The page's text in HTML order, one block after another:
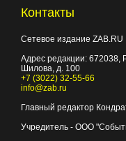
Контакты
Сетевое издание ZAB.RU
Адрес редакции: 672038,
Шилова, д. 100
+7 (3022) 32-55-66
info@zab.ru
Главный редактор
Учредитель - ООО